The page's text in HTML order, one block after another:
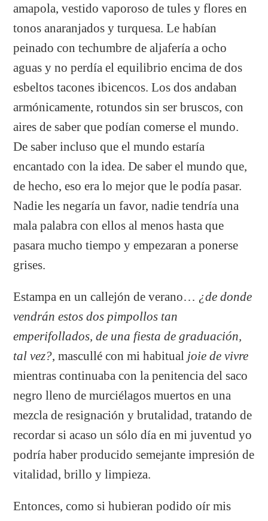
amapola, vestido vaporoso de tules y flores en
tonos anaranjados y turquesa. Le habían
peinado con techumbre de aljafería a ocho
aguas y no perdía el equilibrio encima de dos
esbeltos tacones ibicencos. Los dos andaban
armónicamente, rotundos sin ser bruscos, con
aires de saber que podían comerse el mundo.
De saber incluso que el mundo estaría
encantado con la idea. De saber el mundo que,
de hecho, eso era lo mejor que le podía pasar.
Nadie les negaría un favor, nadie tendría una
mala palabra con ellos al menos hasta que
pasara mucho tiempo y empezaran a ponerse
grises.
Estampa en un callejón de verano… ¿de donde
vendrán estos dos pimpollos tan
emperifollados, de una fiesta de graduación,
tal vez?, mascullé con mi habitual joie de vivre
mientras continuaba con la penitencia del saco
negro lleno de murciélagos muertos en una
mezcla de resignación y brutalidad, tratando de
recordar si acaso un sólo día en mi juventud yo
podría haber producido semejante impresión de
vitalidad, brillo y limpieza.
Entonces, como si hubieran podido oír mis